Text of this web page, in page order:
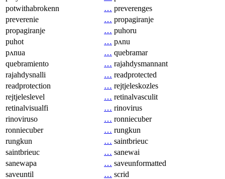
potwithabrokenn
… preverenges
preverenie
… propagiranje
propagiranje
… puhoru
puhot
… pʌnu
pʌnua
… quebramar
quebramiento
… rajahdysmannant
rajahdysnalli
… readprotected
readprotection
… rejtjeleskozles
rejtjeleslevel
… retinalvasculit
retinalvisualfi
… rinovirus
rinoviruso
… ronniecuber
ronniecuber
… rungkun
rungkun
… saintbrieuc
saintbrieuc
… sanewai
sanewapa
… saveunformatted
saveuntil
… scrid